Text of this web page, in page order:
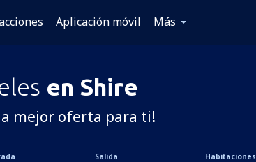
Aplicación móvil Más
en Shire
la mejor oferta para ti!
Salida Habitaciones